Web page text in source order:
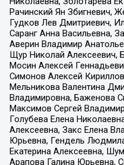
Рачинский Ян Збигневич,
Гудков Лев Дмитриевич,
Саранг Анна Васильевна,
Аверин Владимир
Щур Николай Алексеевич,
Мосин Алексей
Симонов Алексей
Мельникова Валентина
Владимировна, Баженова
Максимов Сергей
Голубева Елена
Алексеевна, Закс Елена
Юрьевна, Гендель
Екатерина Алексеевна,
Арапова Галина Юрьевна,